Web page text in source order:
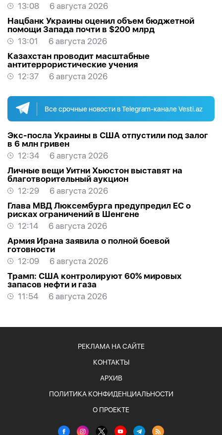
13:08
6 августа 2026
Нацбанк Украины оценил объем бюджетной
помощи Запада почти в $200 млрд
13:01
6 августа 2026
Казахстан проводит масштабные
антитеррористические учения
12:37
6 августа 2026
Все срочные новости в Telegram-канале Vesti.az
Экс-посла Украины в США отпустили под залог
в 6 млн гривен
12:34
6 августа 2026
Личные вещи Уитни Хьюстон выставят на
благотворительный аукцион
12:29
6 августа 2026
Глава МВД Люксембурга предупредил ЕС о
рисках ограничений в Шенгене
12:14
6 августа 2026
Армия Ирана заявила о полной боевой
готовности
12:09
6 августа 2026
Трамп: США контролируют 60% мировых
запасов нефти и газа
11:54
6 августа 2026
РЕКЛАМА НА САЙТЕ
КОНТАКТЫ
АРХИВ
ПОЛИТИКА КОНФИДЕНЦИАЛЬНОСТИ
О ПРОЕКТЕ